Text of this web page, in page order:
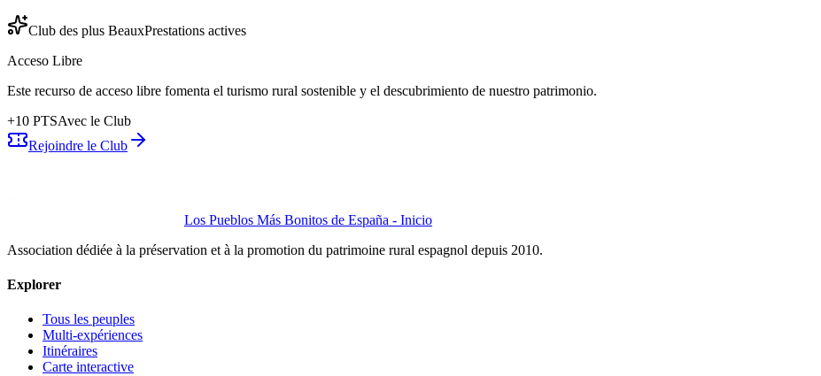
Club des plus BeauxPrestations actives
Acceso Libre
Este recurso de acceso libre fomenta el turismo rural sostenible y el descubrimiento de nuestro patrimonio.
+10 PTSAvec le Club
Rejoindre le Club
Los Pueblos Más Bonitos de España - Inicio
Association dédiée à la préservation et à la promotion du patrimoine rural espagnol depuis 2010.
Explorer
Tous les peuples
Multi-expériences
Itinéraires
Carte interactive